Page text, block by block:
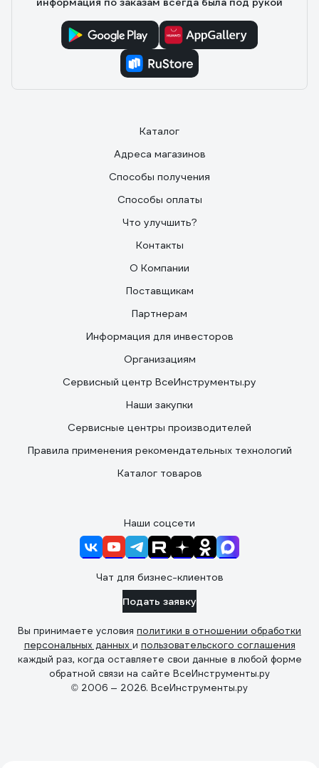
Каталог
Адреса магазинов
Способы получения
Способы оплаты
Что улучшить?
Контакты
О Компании
Поставщикам
Партнерам
Информация для инвесторов
Организациям
Сервисный центр ВсеИнструменты.ру
Наши закупки
Сервисные центры производителей
Правила применения рекомендательных технологий
Каталог товаров
Наши соцсети
Чат для бизнес-клиентов
Подать заявку
Вы принимаете условия политики в отношении обработки
персональных данных и пользовательского соглашения
каждый раз, когда оставляете свои данные в любой форме
обратной связи на сайте ВсеИнструменты.ру
© 2006 — 2026. ВсеИнструменты.ру